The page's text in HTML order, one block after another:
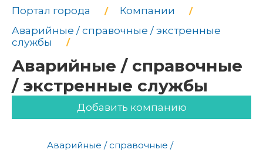
Портал города
Компании
Аварийные / справочные / экстренные
службы
Аварийные / справочные
/ экстренные службы
Добавить компанию
Аварийные / справочные /